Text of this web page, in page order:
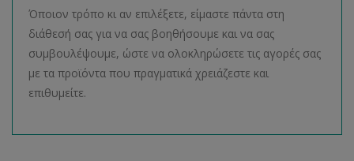
Όποιον τρόπο κι αν επιλέξετε, είμαστε πάντα στη
διάθεσή σας για να σας βοηθήσουμε και να σας
συμβουλέψουμε, ώστε να ολοκληρώσετε τις αγορές σας
με τα προϊόντα που πραγματικά χρειάζεστε και
επιθυμείτε.